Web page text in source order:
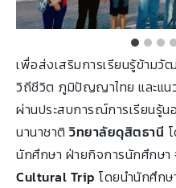
เพื่อส่งเสริมการเรียนรู้ข้ามวั
วิถีชีวิต ภูมิปัญญาไทย และแ
ผ่านประสบการณ์การเรียนรู้น
นานาชาติ วิทยาลัยดุสิตธานี
นักศึกษา ฝ่ายกิจการนักศึกษา
Cultural Trip โดยนำนักศึกษ